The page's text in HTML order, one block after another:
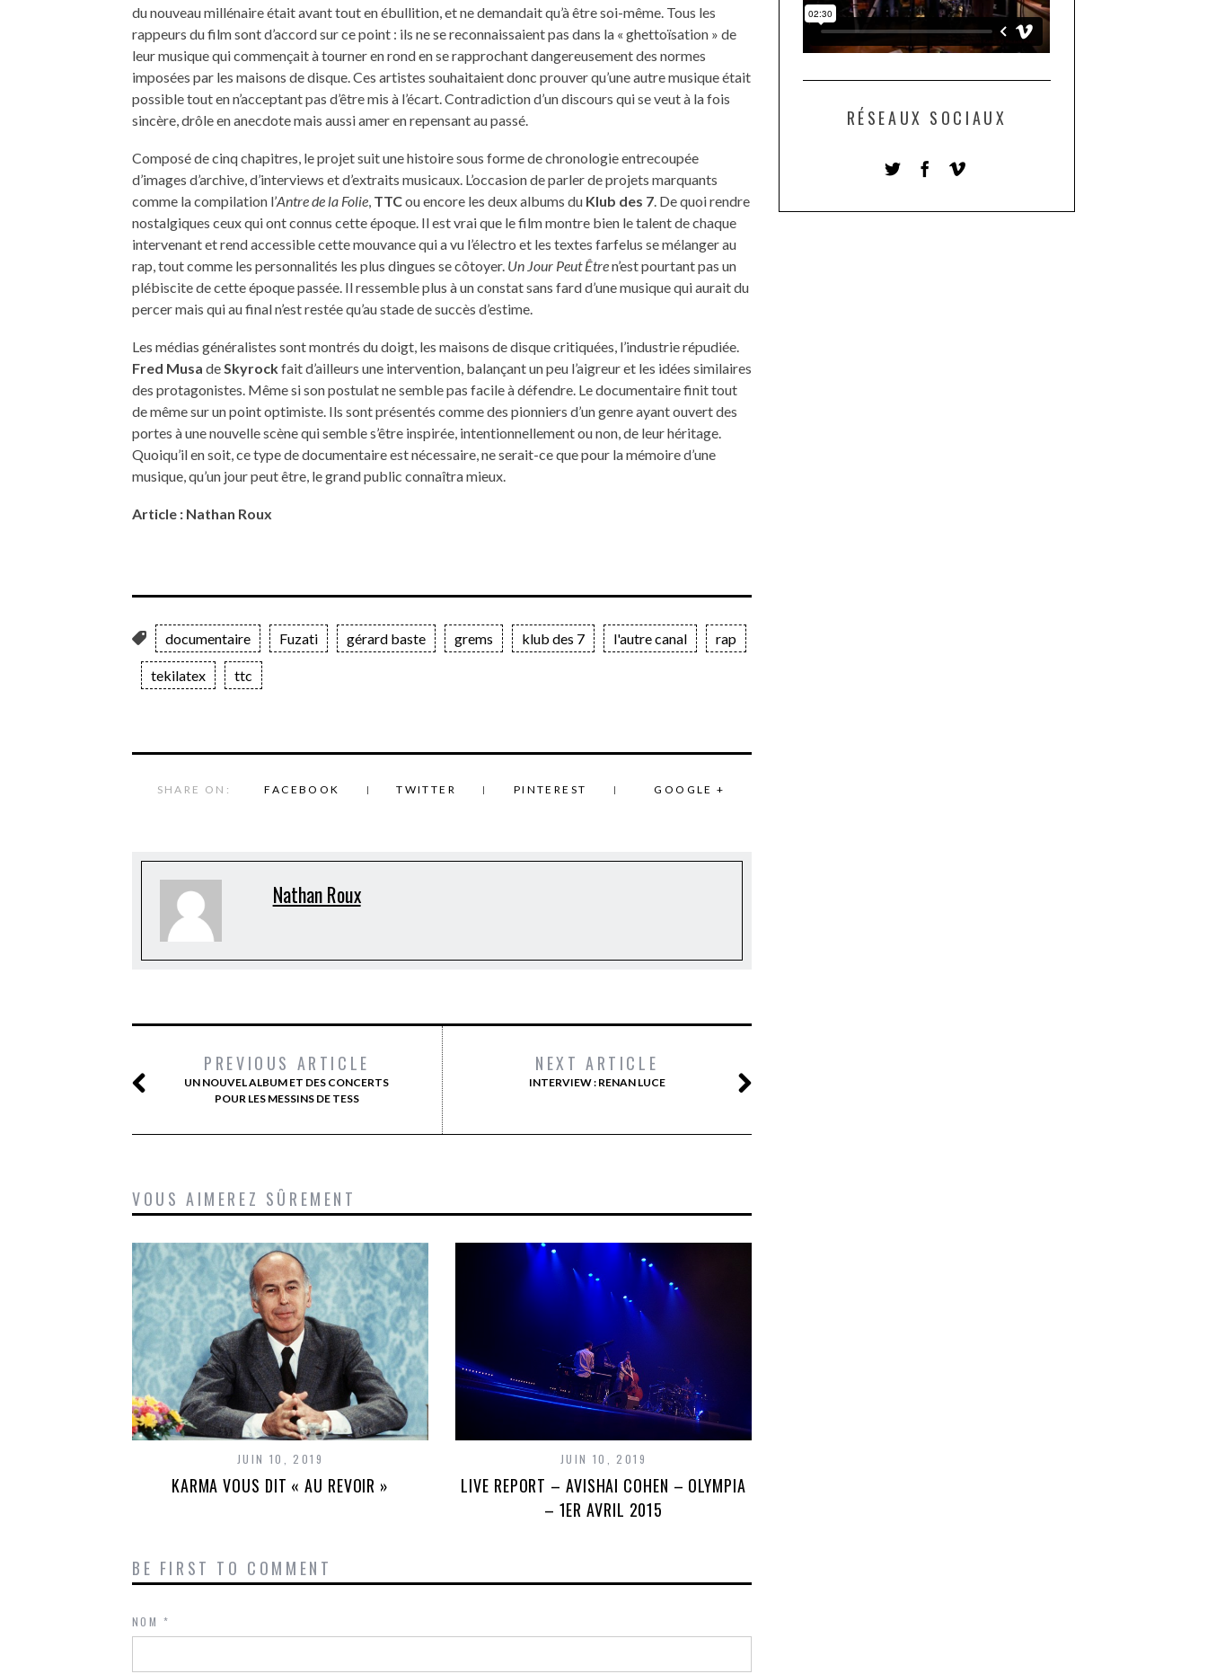
du nouveau millénaire était avant tout en ébullition, et ne demandait qu’à être soi-même. Tous les
rappeurs du film sont d’accord sur ce point : ils ne se reconnaissaient pas dans la « ghettoïsation » de
leur musique qui commençait à tourner en rond en se rapprochant dangereusement des normes
imposées par les maisons de disque. Ces artistes souhaitaient donc prouver qu’une autre musique était
possible tout en n’acceptant pas d’être mis à l’écart. Contradiction d’un discours qui se veut à la fois
sincère, drôle en anecdote mais aussi amer en repensant au passé.
Composé de cinq chapitres, le projet suit une histoire sous forme de chronologie entrecoupée
d’images d’archive, d’interviews et d’extraits musicaux. L’occasion de parler de projets marquants
comme la compilation l’Antre de la Folie, TTCou encore les deux albums du Klub des 7. De quoi rendre
nostalgiques ceux qui ont connus cette époque. Il est vrai que le film montre bien le talent de chaque
intervenant et rend accessible cette mouvance qui a vu l’électro et les textes farfelus se mélanger au
rap, tout comme les personnalités les plus dingues se côtoyer. Un Jour Peut Êtren’est pourtant pas un
plébiscite de cette époque passée. Il ressemble plus à un constat sans fard d’une musique qui aurait du
percer mais qui au final n’est restée qu’au stade de succès d’estime.
Les médias généralistes sont montrés du doigt, les maisons de disque critiquées, l’industrie répudiée.
Fred Musa deSkyrockfait d’ailleurs une intervention, balançant un peu l’aigreur et les idées similaires
des protagonistes. Même si son postulat ne semble pas facile à défendre. Le documentaire finit tout
de même sur un point optimiste. Ils sont présentés comme des pionniers d’un genre ayant ouvert des
portes à une nouvelle scène qui semble s’être inspirée, intentionnellement ou non, de leur héritage.
Quoiqu’il en soit, ce type de documentaire est nécessaire, ne serait-ce que pour la mémoire d’une
musique, qu’un jour peut être, le grand public connaîtra mieux.
Article : Nathan Roux
documentaire Fuzati gérard baste grems klub des 7 l'autre canal rap
tekilatex ttc
SHARE ON: FACEBOOK TWITTER PINTEREST GOOGLE +
Nathan Roux
PREVIOUS ARTICLE
UN NOUVEL ALBUM ET DES CONCERTS
POUR LES MESSINS DE TESS
NEXT ARTICLE
INTERVIEW : RENAN LUCE
VOUS AIMEREZ SÛREMENT
JUIN 10, 2019
KARMA VOUS DIT « AU REVOIR »
JUIN 10, 2019
LIVE REPORT – AVISHAI COHEN – OLYMPIA
– 1ER AVRIL 2015
BE FIRST TO COMMENT
NOM *
RÉSEAUX SOCIAUX